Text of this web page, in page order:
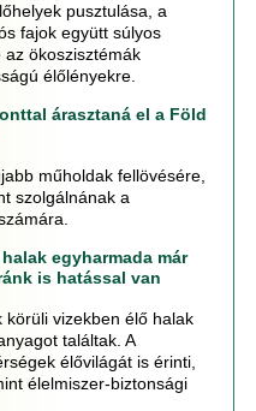
pusztulása, a
fajok együtt súlyos
ökoszisztémák
élőlényekre.
árasztaná el a Föld
műholdak fellövésére,
szolgálnának a
egyharmada már
is hatással van
körüli vizekben élő halak
találtak. A
élővilágát is érinti,
élelmiszer-biztonsági